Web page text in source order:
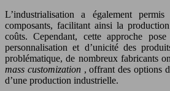
L’industrialisation a également
composants, facilitant ainsi la
coûts. Cependant, cette approche
personnalisation et d’unicité des
problématique, de nombreux fabricants
mass customization , offrant des options
d’une production industrielle.